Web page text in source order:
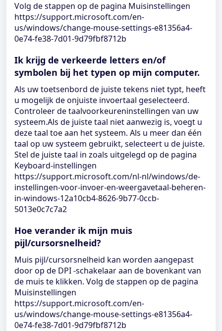
Volg de stappen op de pagina Muisinstellingen
https://support.microsoft.com/en-
us/windows/change-mouse-settings-e81356a4-
0e74-fe38-7d01-9d79fbf8712b
Ik krijg de verkeerde letters en/of
symbolen bij het typen op mijn computer.
Als uw toetsenbord de juiste tekens niet typt, heeft
u mogelijk de onjuiste invoertaal geselecteerd.
Controleer de taalvoorkeureninstellingen van uw
systeem.Als de juiste taal niet aanwezig is, voegt u
deze taal toe aan het systeem. Als u meer dan één
taal op uw systeem gebruikt, selecteert u de juiste.
Stel de juiste taal in zoals uitgelegd op de pagina
Keyboard-instellingen
https://support.microsoft.com/nl-nl/windows/de-
instellingen-voor-invoer-en-weergavetaal-beheren-
in-windows-12a10cb4-8626-9b77-0ccb-
5013e0c7c7a2
Hoe verander ik mijn muis
pijl/cursorsnelheid?
Muis pijl/cursorsnelheid kan worden aangepast
door op de DPI -schakelaar aan de bovenkant van
de muis te klikken. Volg de stappen op de pagina
Muisinstellingen
https://support.microsoft.com/en-
us/windows/change-mouse-settings-e81356a4-
0e74-fe38-7d01-9d79fbf8712b